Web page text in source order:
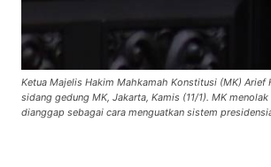
Ketua Majelis Hakim Mahkamah Konstitusi (MK) Arief
sidang gedung MK, Jakarta, Kamis (11/1). MK
dianggap sebagai cara menguatkan sistem